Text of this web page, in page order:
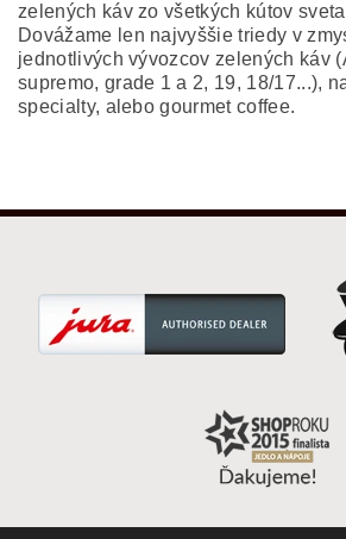
zelených káv zo všetkých kútov
Dovážame len najvyššie triedy v
jednotlivých vývozcov zelených káv
supremo, grade 1 a 2, 19, 18/17...),
specialty, alebo gourmet coffee.